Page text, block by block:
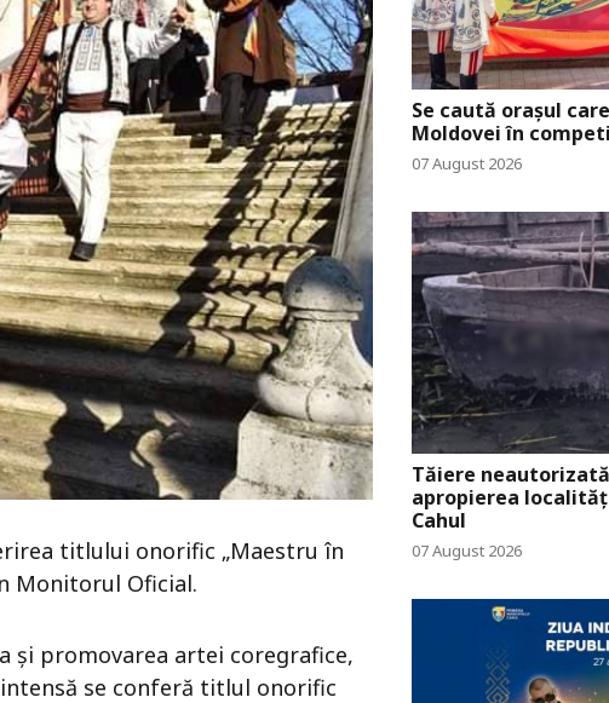
titlului onorific „Maestru în
Monitorul Oficial.
promovarea artei coregrafice,
se conferă titlul onorific
Se caută orașul
Moldovei în
07 August 2026
Tăiere
apropierea
Cahul
07 August 2026